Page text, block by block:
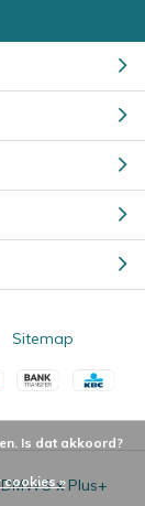
DMWSxPlus+
Sitemap
Is dat akkoord?
cookies »